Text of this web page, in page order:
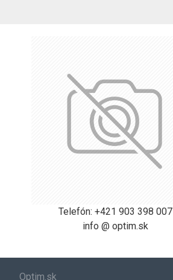
Telefón: +421 903 398 007
info @ optim.sk
Optim.sk